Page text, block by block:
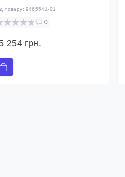
товару:9665541-01
0
254 грн.